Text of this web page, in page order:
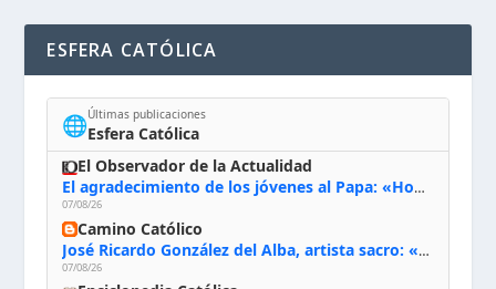
ESFERA CATÓLICA
🌐Últimas publicaciones
Esfera Católica
El Observador de la Actualidad
El agradecimiento de los jóvenes al Papa: «Hoy nos sentimos Iglesia»
07/08/26
Camino Católico
José Ricardo González del Alba, artista sacro: «Yo oro, hablo con Dios, le pido al Espíritu Santo su inspiración y siempre pinto rezando el rosario para que sea Él quien actúe a través de mis manos»
07/08/26